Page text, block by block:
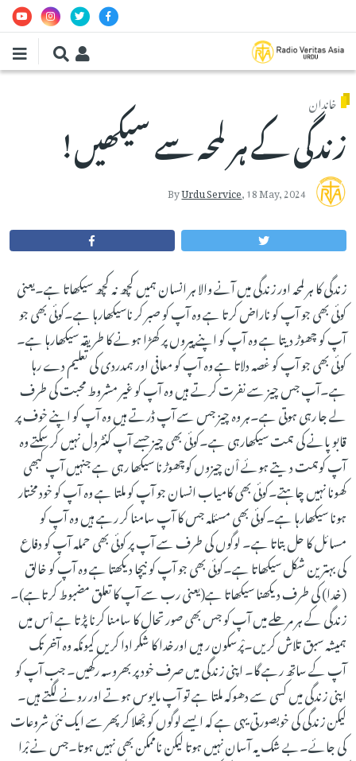
خاندان
زندگی کے ہر لمحہ سے سیکھیں!
ByUrdu Service,18 May, 2024
زندگی کا ہر لمحہ اور زندگی میں آنے والا ہر انسان ہمیں کچھ نہ کچھ سیکھاتا ہے۔یعنی
کوئی بھی جو آپ کو ناراض کرتا ہے وہ آپ کو صبر کر ناسیکھارہا ہے۔کوئی بھی جو
آپ کو چھوڑ دیتا ہے وہ آپ کو اپنے پیروں پر کھڑا ہونے کا طریقہ سیکھارہا ہے۔
کوئی بھی جو آپ کو غصہ دلاتا ہے وہ آپ کو معافی اور ہمدردی کی تعلیم دے رہا
ہے۔آپ جس چیز سے نفرت کرتے ہیں وہ آپ کو غیر مشروط محبت کی طرف
لے جا رہی ہوتی ہے۔ہر وہ چیز جس سے آپ ڈرتے ہیں وہ آپ کو اپنے خوف پر
قابو پانے کی ہمت سیکھارہی ہے۔کوئی بھی چیز جسے آپ کنٹرول نہیں کر سکتے وہ
آپ کوہمت د یتے ہوئے اْن چیزوں کوچھوڑنا سیکھا رہی ہے جنہیں آپ کبھی
کھونا نہیں چاہتے۔کوئی بھی کامیاب انسان جو آپ کو ملتا ہے وہ آپ کو خود مختار
ہونا سیکھارہا ہے۔کوئی بھی مسئلہ جس کا آپ سامنا کر رہے ہیں وہ آپ کو
مسائل کا حل بتاتا ہے۔ لوگوں کی طرف سے آپ پر کوئی بھی حملہ آپ کو دفاع
کی بہترین شکل سیکھاتا ہے۔کوئی بھی جو آپ کو نیچا دیکھتا ہے وہ آپ کو خالق
(خدا) کی طرف دیکھنا سیکھاتا ہے(یعنی رب سے آپ کا تعلق مضبوط کرتاہے)۔
زندگی کے ہر مرحلے میں آپ کو جس بھی صورتحال کا سامنا کرنا پڑتا ہے اْس میں
ہمیشہ سبق تلاش کریں۔پْرسکون ر ہیں اورخدا کا شکر ادا کریں کیونکہ وہ آخر تک
آپ کے ساتھ رہے گا۔ اپنی زندگی میں صرف خود پر بھروسہ رکھیں۔ جب آپ کو
اپنی زندگی میں کسی سے دھوکہ ملتا ہے تو آپ مایوس ہوتے اور رونے لگتے ہیں۔
لیکن زندگی کی خوبصورتی یہی ہے کہ ایسے لوگوں کو بْھلا کر پھر سے ایک نئی شروعات
کی جائے۔بے شک یہ آسان نہیں ہوتا لیکن ناممکن بھی نہیں ہوتا۔جس نے بْرا